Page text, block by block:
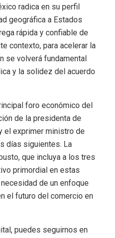
radica en su perfil
geográfica a Estados
rápida y confiable de
contexto, para acelerar la
se volverá fundamental
y la solidez del acuerdo
foro económico del
de la presidenta de
el exprimer ministro de
días siguientes. La
que incluya a los tres
primordial en estas
de un enfoque
el futuro del comercio en
puedes seguirnos en